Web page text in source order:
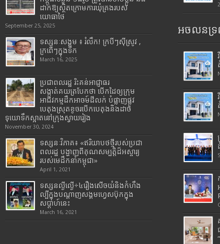
ដាក់ឱ្យស្ថិតក្រោមការឃុំគ្រងរបស់
យោធាថៃ
September 25, 2025
ទស្សនៈសង្គម ៖ រំលឹក! ក្របីៗស៊ីស្រូវ ,
ក្រពើៗក្នុងទឹក
March 16, 2025
ប្រជាពលរដ្ឋ រិះគន់អាជ្ញាធរ
សង្កាត់គយត្របែកថា បើកដៃឲ្យក្រុម
អាជីវកម្មដឹកអាចម៍ដីលក់ បំផ្លាញផ្លូវ
បេតុងស្រុតខូចរបើកបេតុងនិងដាច់
ទុយោទឹកស្អាតនៅក្រុងស្វាយរៀង
November 30, 2024
ទស្សនៈវិភាគ៖ «ឥរិយាបថថ្មីរបស់ប្រជា
ពលរដ្ឋ បង្ហាញពីគុណសម្បត្តិដ៏អស្ចារ្យ
របស់មេដឹកនាំកម្ពុជា»
April 1, 2021
ទស្សនល្ងីល្ងើ÷៤រឿងសើចយំនិងកំហឹង
ល្បីក្នុងបណ្តាញសង្គមហ្វេសប៊ុកក្នុង
សប្តាហ៍នេះ
March 16, 2021
អចលនទ្រ